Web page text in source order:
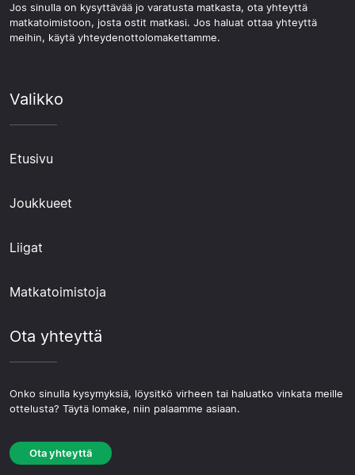
Jos sinulla on kysyttävää jo varatusta matkasta, ota yhteyttä
matkatoimistoon, josta ostit matkasi. Jos haluat ottaa yhteyttä
meihin, käytä yhteydenottolomakettamme.
Valikko
Etusivu
Joukkueet
Liigat
Matkatoimistoja
Ota yhteyttä
Onko sinulla kysymyksiä, löysitkö virheen tai haluatko vinkata meille
ottelusta? Täytä lomake, niin palaamme asiaan.
Ota yhteyttä